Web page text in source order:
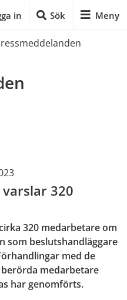
in Sök Meny
320
320 medarbetare om
som beslutshandläggare
med de
medarbetare
har genomförts.